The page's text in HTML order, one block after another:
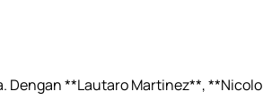
Dengan **Lautaro Martinez**,